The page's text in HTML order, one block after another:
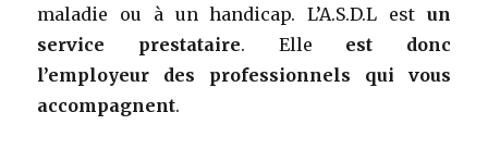
maladie ou à un handicap. L’A.S.D.L est un
service prestataire. Elle est donc
l’employeur des professionnels qui vous
accompagnent.